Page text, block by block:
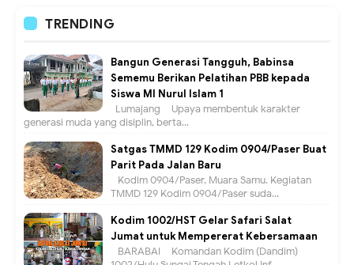
TRENDING
Bangun Generasi Tangguh, Babinsa
Sememu Berikan Pelatihan PBB kepada
Siswa MI Nurul Islam 1
Lumajang – Upaya membentuk karakter
generasi muda yang disiplin, berta...
Satgas TMMD 129 Kodim 0904/Paser Buat
Parit Pada Jalan Baru
Kodim 0904/Paser, Muara Samu. Kegiatan
TMMD 129 Kodim 0904/Paser suda...
Kodim 1002/HST Gelar Safari Salat
Jumat untuk Mempererat Kebersamaan
BARABAI – Komandan Kodim (Dandim)